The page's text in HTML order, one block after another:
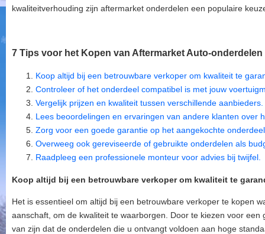
kwaliteitverhouding zijn aftermarket onderdelen een populaire
7 Tips voor het Kopen van Aftermarket Auto-onderdelen
Koop altijd bij een betrouwbare verkoper om kwaliteit te
Controleer of het onderdeel compatibel is met jouw
Vergelijk prijzen en kwaliteit tussen verschillende aanbieders.
Lees beoordelingen en ervaringen van andere klanten over
Zorg voor een goede garantie op het aangekochte
Overweeg ook gereviseerde of gebruikte onderdelen als
Raadpleeg een professionele monteur voor advies bij twijfel.
Koop altijd bij een betrouwbare verkoper om kwaliteit te
Het is essentieel om altijd bij een betrouwbare verkoper te kopen
aanschaft, om de kwaliteit te waarborgen. Door te kiezen voor
van zijn dat de onderdelen die u ontvangt voldoen aan hoge